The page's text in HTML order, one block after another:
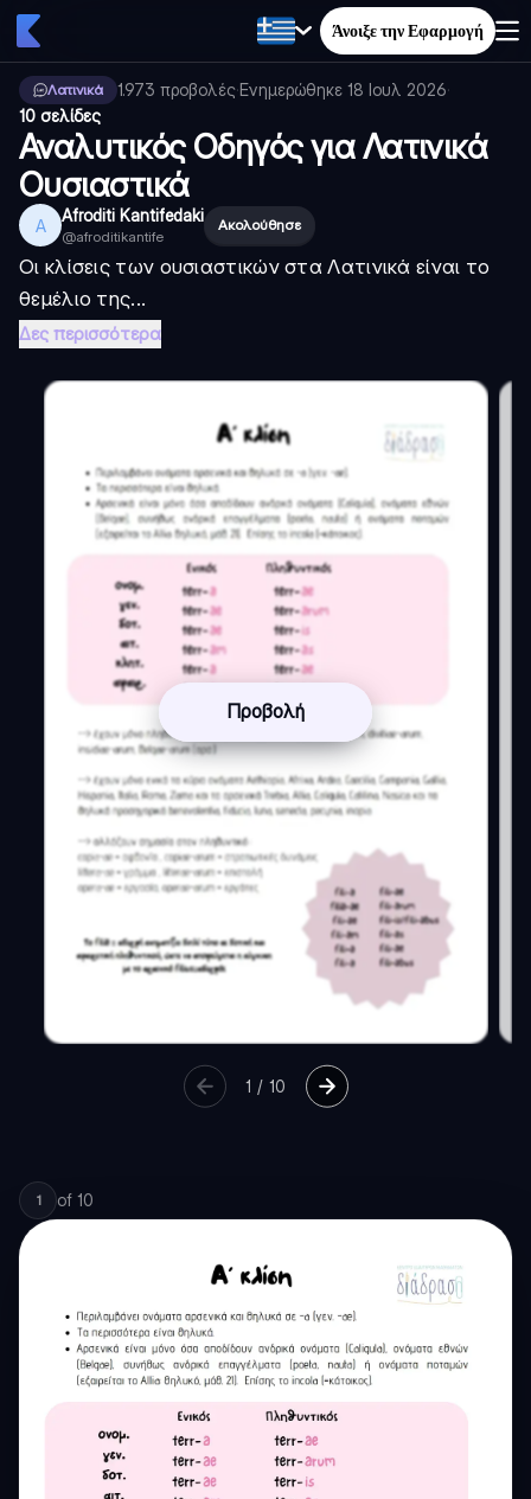
Άνοιξε την Εφαρμογή
Λατινικά 1.973 προβολές·Ενημερώθηκε 18 Ιουλ 2026·
10 σελίδες
Αναλυτικός Οδηγός για Λατινικά
Ουσιαστικά
A Afroditi Kantifedaki
@afroditikantife
Ακολούθησε
Οι κλίσεις των ουσιαστικών στα Λατινικά είναι το
θεμέλιο της...
Δες περισσότερα
Προβολή
1 / 10
1 of 10